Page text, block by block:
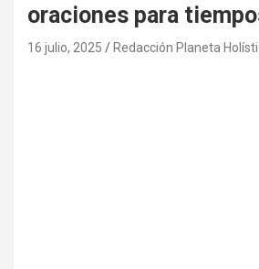
oraciones para
16 julio, 2025 Redacción Planeta